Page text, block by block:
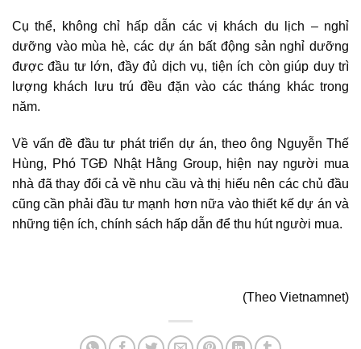
Cụ thể, không chỉ hấp dẫn các vị khách du lịch – nghỉ
dưỡng vào mùa hè, các dự án bất động sản nghỉ dưỡng
được đầu tư lớn, đầy đủ dịch vụ, tiện ích còn giúp duy trì
lượng khách lưu trú đều đặn vào các tháng khác trong
năm.
Về vấn đề đầu tư phát triển dự án, theo ông Nguyễn Thế
Hùng, Phó TGĐ Nhật Hằng Group, hiện nay người mua
nhà đã thay đổi cả về nhu cầu và thị hiếu nên các chủ đầu
cũng cần phải đầu tư mạnh hơn nữa vào thiết kế dự án và
những tiện ích, chính sách hấp dẫn để thu hút người mua.
(Theo Vietnamnet)